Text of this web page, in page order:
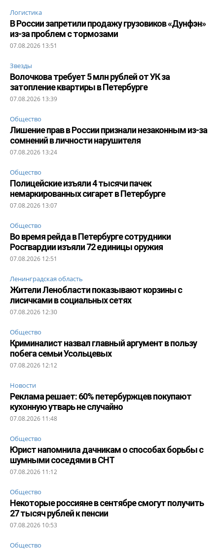
Логистика
В России запретили продажу грузовиков «Дунфэн»
из-за проблем с тормозами
07.08.2026 13:51
Звезды
Волочкова требует 5 млн рублей от УК за
затопление квартиры в Петербурге
07.08.2026 13:39
Общество
Лишение прав в России признали незаконным из-за
сомнений в личности нарушителя
07.08.2026 13:24
Общество
Полицейские изъяли 4 тысячи пачек
немаркированных сигарет в Петербурге
07.08.2026 13:07
Общество
Во время рейда в Петербурге сотрудники
Росгвардии изъяли 72 единицы оружия
07.08.2026 12:51
Ленинградская область
Жители Ленобласти показывают корзины с
лисичками в социальных сетях
07.08.2026 12:30
Общество
Криминалист назвал главный аргумент в пользу
побега семьи Усольцевых
07.08.2026 12:12
Новости
Реклама решает: 60% петербуржцев покупают
кухонную утварь не случайно
07.08.2026 11:48
Общество
Юрист напомнила дачникам о способах борьбы с
шумными соседями в СНТ
07.08.2026 11:12
Общество
Некоторые россияне в сентябре смогут получить
27 тысяч рублей к пенсии
07.08.2026 10:53
Общество